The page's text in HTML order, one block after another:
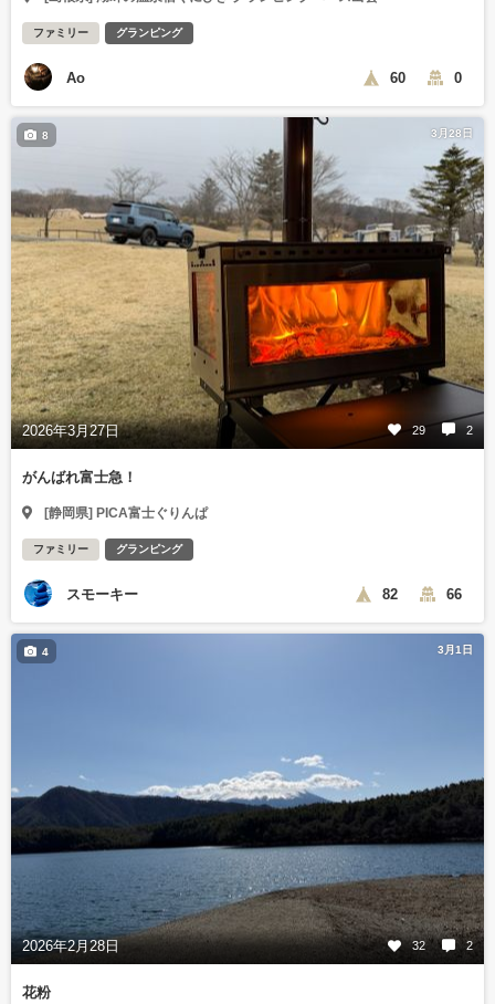
ファミリー グランピング
Ao 60 0
3月28日
2026年3月27日 29 2
8
がんばれ富士急！
[静岡県] PICA富士ぐりんぱ
ファミリー グランピング
スモーキー 82 66
3月1日
2026年2月28日 32 2
4
花粉